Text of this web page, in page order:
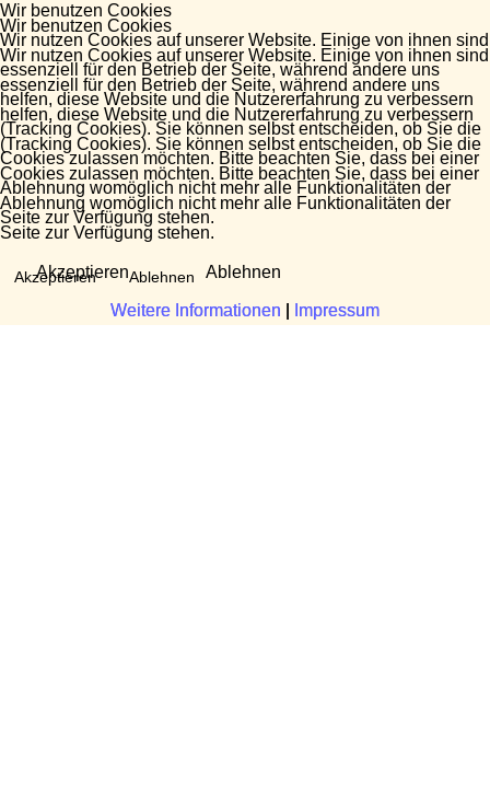
Wir benutzen Cookies
Wir nutzen Cookies auf unserer Website. Einige von ihnen sind
essenziell für den Betrieb der Seite, während andere uns
helfen, diese Website und die Nutzererfahrung zu verbessern
(Tracking Cookies). Sie können selbst entscheiden, ob Sie die
Cookies zulassen möchten. Bitte beachten Sie, dass bei einer
Ablehnung womöglich nicht mehr alle Funktionalitäten der
Seite zur Verfügung stehen.
Akzeptieren Ablehnen
Weitere Informationen Impressum
Wir benutzen Cookies
Wir nutzen Cookies auf unserer Website. Einige von ihnen sind
essenziell für den Betrieb der Seite, während andere uns
helfen, diese Website und die Nutzererfahrung zu verbessern
(Tracking Cookies). Sie können selbst entscheiden, ob Sie die
Cookies zulassen möchten. Bitte beachten Sie, dass bei einer
Ablehnung womöglich nicht mehr alle Funktionalitäten der
Seite zur Verfügung stehen.
Akzeptieren Ablehnen
Weitere Informationen Impressum